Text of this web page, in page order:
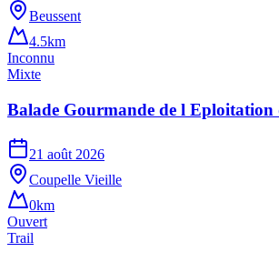
Beussent
4.5km
Inconnu
Mixte
Balade Gourmande de l Eploitation
21 août 2026
Coupelle Vieille
0km
Ouvert
Trail